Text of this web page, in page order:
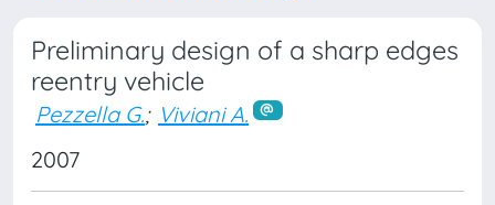
Preliminary design of a sharp edges
reentry vehicle
Pezzella G.; Viviani A.
2007